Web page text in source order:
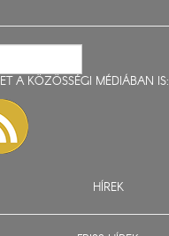
A KÖZÖSSÉGI MÉDIÁBAN IS:
HÍREK